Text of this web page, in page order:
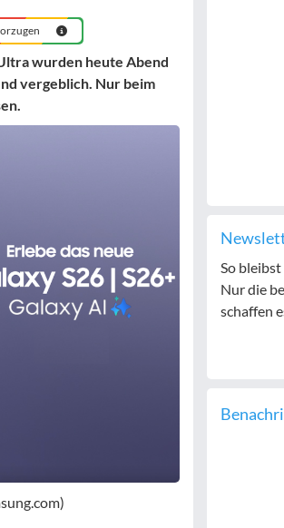
wurden heute Abend
vergeblich. Nur beim
So
Nur die
schaffen